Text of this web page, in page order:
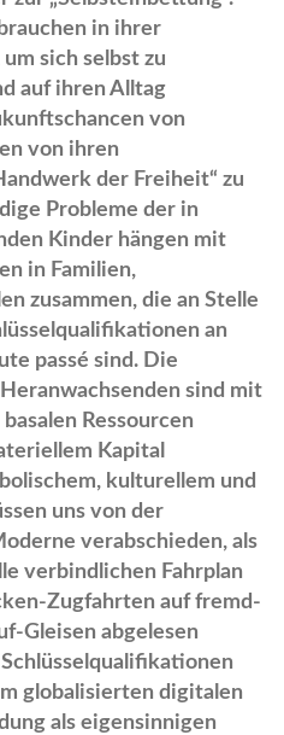
in ihrer
um sich selbst zu
auf ihren Alltag
von
von ihren
der Freiheit“ zu
Probleme der in
Kinder hängen mit
in Familien,
zusammen, die an Stelle
an
passé sind. Die
sind mit
Ressourcen
Kapital
kulturellem und
uns von der
verabschieden, als
verbindlichen Fahrplan
Zugfahrten auf fremd-
Gleisen abgelesen
globalisierten digitalen
als eigensinnigen